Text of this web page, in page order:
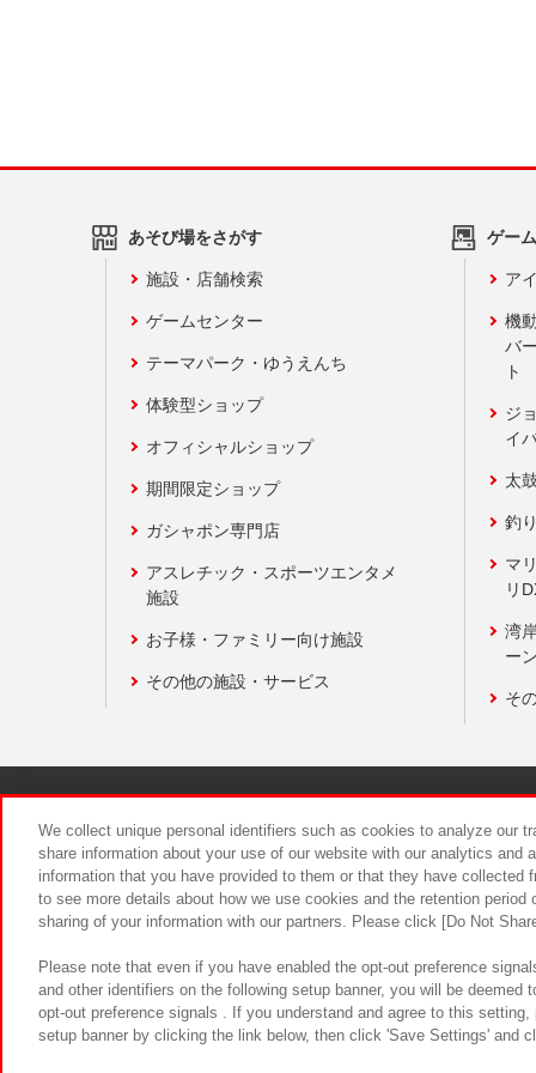
あそび場をさがす
施設・店舗検索
ゲームセンター
テーマパーク・ゆうえんち
体験型ショップ
オフィシャルショップ
期間限定ショップ
ガシャポン専門店
アスレチック・スポーツエンタメ
施設
お子様・ファミリー向け施設
その他の施設・サービス
ゲー
ア
機
バ
ト
ジ
イ
太
釣
マ
リ
湾
ー
そ
食品のご
We collect unique personal identifiers such as cookies to analyze our
share information about your use of our website with our analytics and
information that you have provided to them or that they have
to see more details about how we use cookies and the retention
sharing of your information with our partners. Please click [Do Not
Please note that even if you have enabled the opt-out preference
and other identifiers on the following setup banner, you will be
opt-out preference signals . If you understand and agree to this
setup banner by clicking the link below, then click 'Save Settings' and